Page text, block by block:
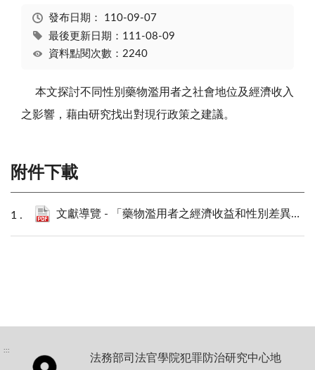
發布日期： 110-09-07
最後更新日期：111-08-09
資料點閱次數：2240
本文探討不同性別藥物濫用者之社會地位及經濟收入
之影響，藉由研究找出對現行政策之建議。
附件下載
文獻導覽 - 「藥物濫用者之經濟收益和性別差異影響研究」.pdf
:::
法務部司法官學院犯罪防治研究中心地